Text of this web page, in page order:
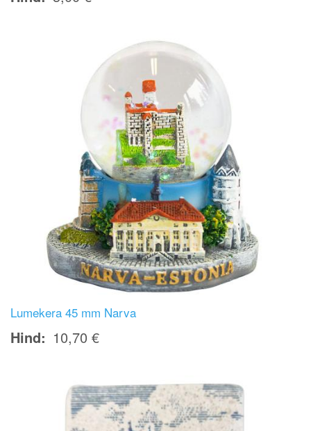
Lumekera 45 mm Narva
Hind 10,70 €